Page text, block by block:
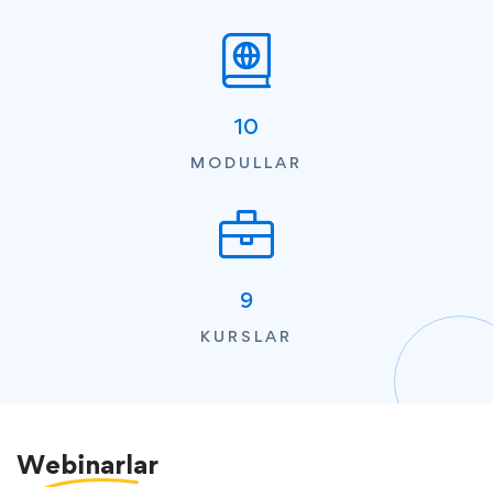
10
MODULLAR
9
KURSLAR
Webinarlar